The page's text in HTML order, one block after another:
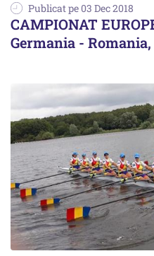
Publicat pe 03 Dec 2018
CAMPIONAT
Germania -